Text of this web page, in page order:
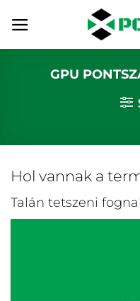
content
GPU
Hol vannak a
Talán tetszeni